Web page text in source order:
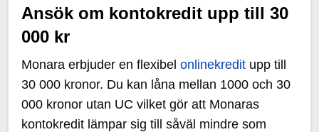
Ansök om kontokredit upp till 30
000 kr
Monara erbjuder en flexibelonlinekredit upp till
30 000 kronor. Du kan låna mellan 1000 och 30
000 kronor utan UC vilket gör att Monaras
kontokredit lämpar sig till såväl mindre som